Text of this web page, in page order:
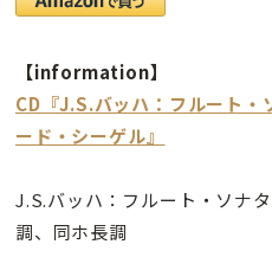
【information】
CD『J.S.バッハ：フルート・
ード・シーゲル』
J.S.バッハ：フルート・ソナ
調、同ホ長調